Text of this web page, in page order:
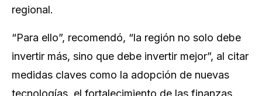
regional.
“Para ello”, recomendó, “la región no solo debe
invertir más, sino que debe invertir mejor”, al citar
medidas claves como la adopción de nuevas
tecnologías, el fortalecimiento de las finanzas